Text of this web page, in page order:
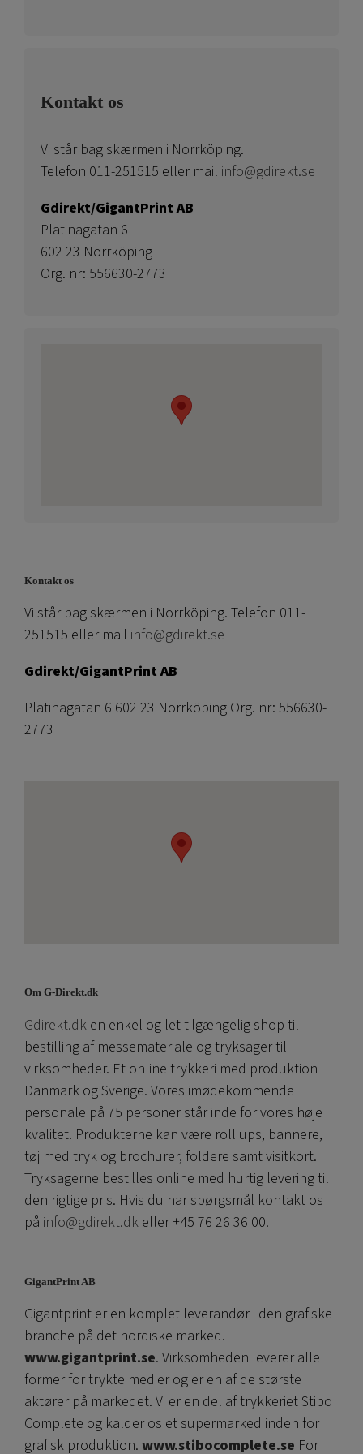
Kontakt os
Vi står bag skærmen i Norrköping.
Telefon 011-251515 eller mail info@gdirekt.se
Gdirekt/GigantPrint AB
Platinagatan 6
602 23 Norrköping
Org. nr: 556630-2773
Kontakt os
Vi står bag skærmen i Norrköping. Telefon 011-
251515 eller mail info@gdirekt.se
Gdirekt/GigantPrint AB
Platinagatan 6 602 23 Norrköping Org. nr: 556630-
2773
Om G-Direkt.dk
Gdirekt.dk en enkel og let tilgængelig shop til
bestilling af messemateriale og tryksager til
virksomheder. Et online trykkeri med produktion i
Danmark og Sverige. Vores imødekommende
personale på 75 personer står inde for vores høje
kvalitet. Produkterne kan være roll ups, bannere,
tøj med tryk og brochurer, foldere samt visitkort.
Tryksagerne bestilles online med hurtig levering til
den rigtige pris. Hvis du har spørgsmål kontakt os
på info@gdirekt.dk eller +45 76 26 36 00.
GigantPrint AB
Gigantprint er en komplet leverandør i den grafiske
branche på det nordiske marked.
www.gigantprint.se. Virksomheden leverer alle
former for trykte medier og er en af ​​de største
aktører på markedet. Vi er en del af trykkeriet Stibo
Complete og kalder os et supermarked inden for
grafisk produktion. www.stibocomplete.se For